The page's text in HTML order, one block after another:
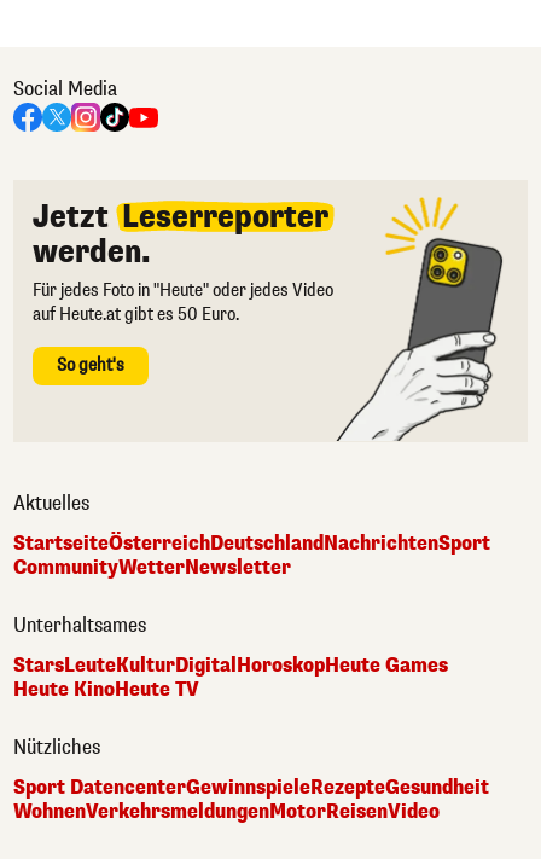
Social Media
Jetzt Leserreporter
werden.
Für jedes Foto in "Heute" oder jedes Video
auf Heute.at gibt es 50 Euro.
So geht's
Aktuelles
StartseiteÖsterreichDeutschlandNachrichtenSport
CommunityWetterNewsletter
Unterhaltsames
StarsLeuteKulturDigitalHoroskopHeute Games
Heute KinoHeute TV
Nützliches
Sport DatencenterGewinnspieleRezepteGesundheit
WohnenVerkehrsmeldungenMotorReisenVideo